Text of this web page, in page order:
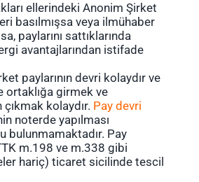
ellerindeki Anonim Şirket
basılmışsa veya ilmühaber
paylarını sattıklarında
avantajlarından istifade
paylarının devri kolaydır ve
ortaklığa girmek ve
kolaydır. Pay devri
noterde yapılması
bulunmamaktadır. Pay
m.198 ve m.338 gibi
hariç) ticaret sicilinde tescil